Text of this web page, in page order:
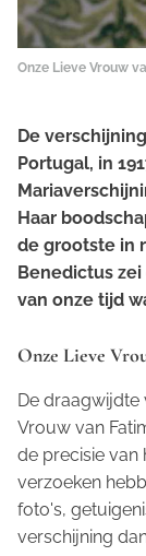
Onze Lieve Vrouw
De
Portugal, in
Haar
de grootste in
Benedictus
van onze tijd
Onze Lieve
De draagwijdte
Vrouw van
de precisie van
verzoeken
foto's,
verschijning